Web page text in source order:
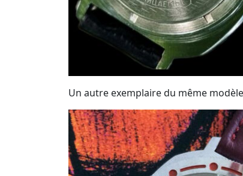
Un autre exemplaire du même